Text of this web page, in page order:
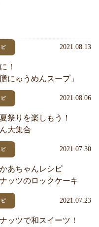
2021.08.13
！
にゅうめんスープ」
2021.08.06
祭りを楽しもう！
大集合
2021.07.30
あちゃんレシピ
ッツのロックケーキ
2021.07.23
ッツで和スイーツ！